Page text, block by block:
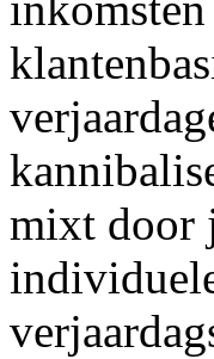
mixt door